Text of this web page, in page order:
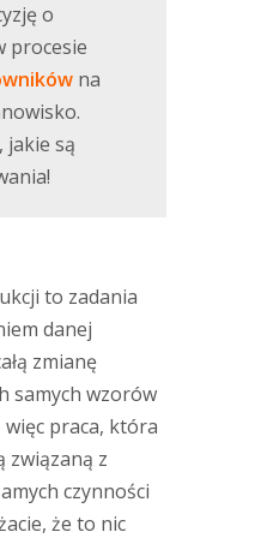
o
procesie
na
jakie są
to zadania
danej
zmianę
samych wzorów
więc praca, która
związaną z
czynności
że to nic